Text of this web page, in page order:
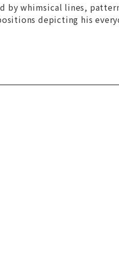
by whimsical lines,
depicting his